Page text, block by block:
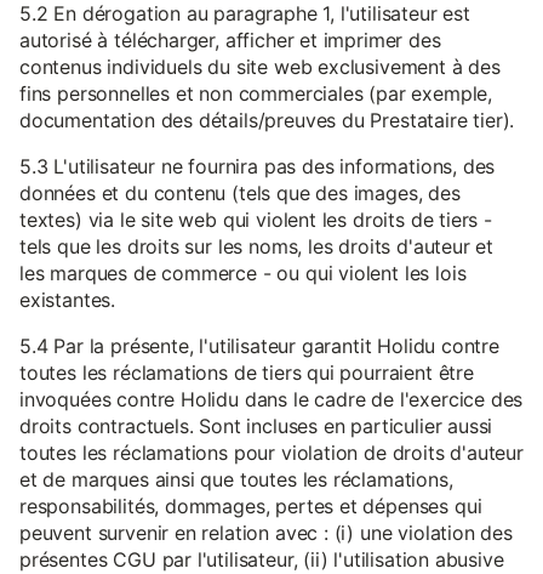
5.2 En dérogation au paragraphe 1, l'utilisateur est
autorisé à télécharger, afficher et imprimer des
contenus individuels du site web exclusivement à des
fins personnelles et non commerciales (par exemple,
documentation des détails/preuves du Prestataire tier).
5.3 L'utilisateur ne fournira pas des informations, des
données et du contenu (tels que des images, des
textes) via le site web qui violent les droits de tiers -
tels que les droits sur les noms, les droits d'auteur et
les marques de commerce - ou qui violent les lois
existantes.
5.4 Par la présente, l'utilisateur garantit Holidu contre
toutes les réclamations de tiers qui pourraient être
invoquées contre Holidu dans le cadre de l'exercice des
droits contractuels. Sont incluses en particulier aussi
toutes les réclamations pour violation de droits d'auteur
et de marques ainsi que toutes les réclamations,
responsabilités, dommages, pertes et dépenses qui
peuvent survenir en relation avec : (i) une violation des
présentes CGU par l'utilisateur, (ii) l'utilisation abusive